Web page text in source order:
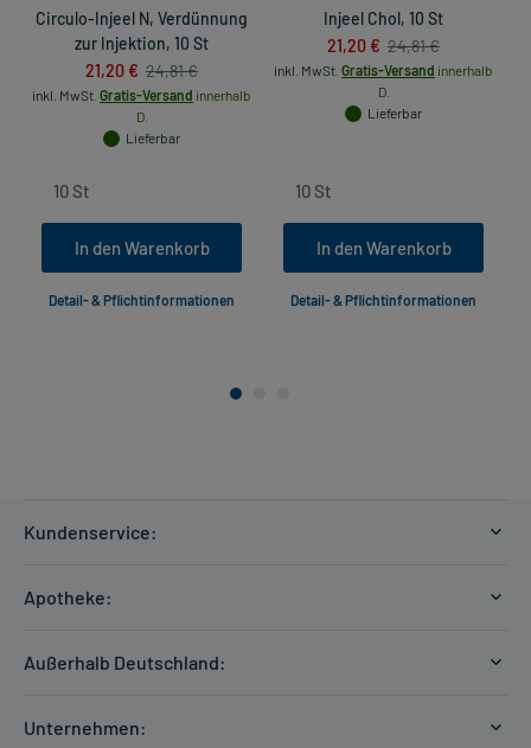
Circulo-Injeel N, Verdünnung
zur Injektion, 10 St
21,20 € 24,81 €
inkl. MwSt. Gratis-Versand innerhalb
D.
Lieferbar
In den Warenkorb
Detail- & Pflichtinformationen
Injeel Chol, 10 St
21,20 € 24,81 €
inkl. MwSt. Gratis-Versand innerhalb
D.
Lieferbar
In den Warenkorb
Detail- & Pflichtinformationen
Kundenservice:
Zahlungsarten
Hilfe
Apotheke:
Außerhalb Deutschland:
Unternehmen: